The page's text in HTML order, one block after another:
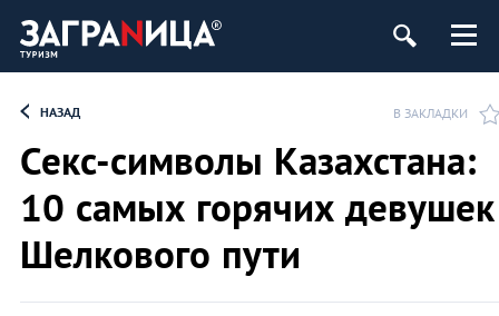
НАЗАД В ЗАКЛАДКИ
Секс-символы Казахстана:
10 самых горячих девушек
Шелкового пути